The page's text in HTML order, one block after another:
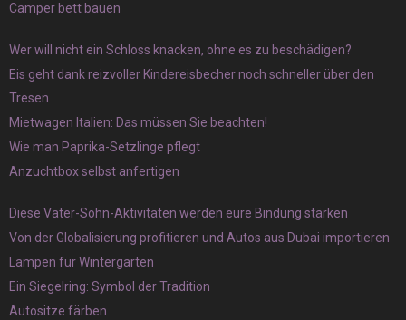
Camper bett bauen
Wer will nicht ein Schloss knacken, ohne es zu beschädigen?
Eis geht dank reizvoller Kindereisbecher noch schneller über den
Tresen
Mietwagen Italien: Das müssen Sie beachten!
Wie man Paprika-Setzlinge pflegt
Anzuchtbox selbst anfertigen
Diese Vater-Sohn-Aktivitäten werden eure Bindung stärken
Von der Globalisierung profitieren und Autos aus Dubai importieren
Lampen für Wintergarten
Ein Siegelring: Symbol der Tradition
Autositze färben